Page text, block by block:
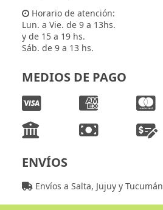
Horario de atención:
Lun. a Vie. de 9 a 13hs.
y de 15 a 19 hs.
Sáb. de 9 a 13 hs.
MEDIOS DE PAGO
ENVÍOS
Envíos a Salta, Jujuy y Tucumán